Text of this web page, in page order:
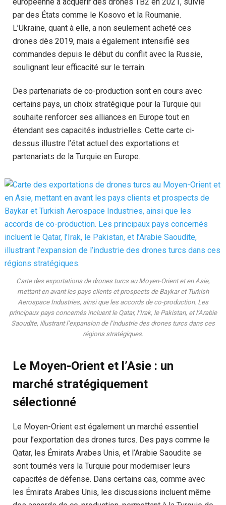
par des États comme le Kosovo et la Roumanie.
L’Ukraine, quant à elle, a non seulement acheté ces
drones dès 2019, mais a également intensifié ses
commandes depuis le début du conflit avec la Russie,
soulignant leur efficacité sur le terrain.
Des partenariats de co-production sont en cours avec
certains pays, un choix stratégique pour la Turquie qui
souhaite renforcer ses alliances en Europe tout en
étendant ses capacités industrielles. Cette carte ci-
dessus illustre l’état actuel des exportations et
partenariats de la Turquie en Europe.
Carte des exportations de drones turcs au Moyen-Orient et en Asie,
mettant en avant les pays clients et prospects de Baykar et Turkish
Aerospace Industries, ainsi que les accords de co-production. Les
principaux pays concernés incluent le Qatar, l’Irak, le Pakistan, et l’Arabie
Saoudite, illustrant l’expansion de l’industrie des drones turcs dans ces
régions stratégiques.
Le Moyen-Orient et l’Asie : un
marché stratégiquement
sélectionné
Le Moyen-Orient est également un marché essentiel
pour l’exportation des drones turcs. Des pays comme le
Qatar, les Émirats Arabes Unis, et l’Arabie Saoudite se
sont tournés vers la Turquie pour moderniser leurs
capacités de défense. Dans certains cas, comme avec
les Émirats Arabes Unis, les discussions incluent même